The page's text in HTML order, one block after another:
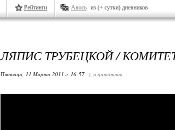
Рейтинги Авось из (+ сутки) дневников
ЛЯПИС ТРУБЕЦКОЙ /
Пятница, 11 Марта 2011 г. 16:57 + в цитатник